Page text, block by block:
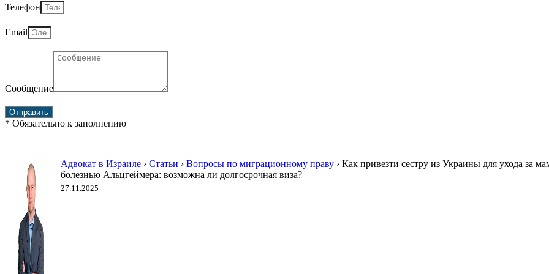
Телефон
Email
Сообщение
Отправить
* Обязательно к заполнению
Адвокат в Израиле › Статьи › Вопросы по миграционному праву › Как привезти сестру из Украины для ухода за
болезнью Альцгеймера: возможна ли долгосрочная виза?
27.11.2025